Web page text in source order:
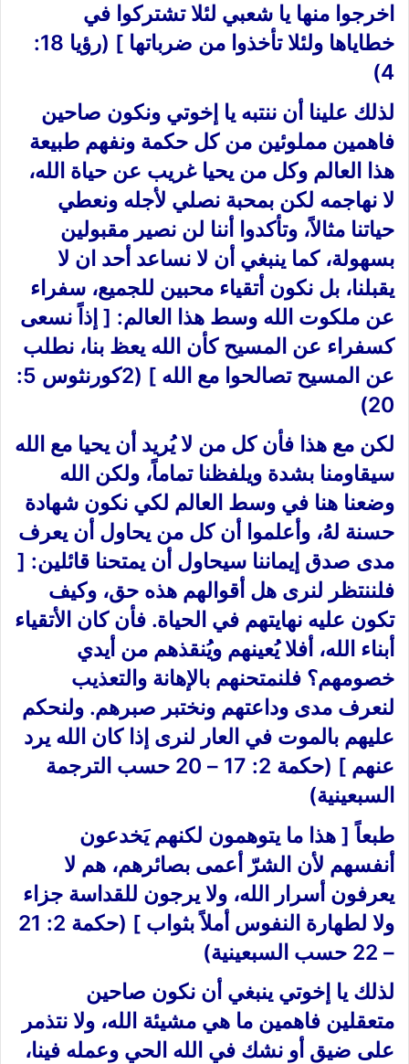
اخرجوا منها يا شعبي لئلا تشتركوا في
خطاياها ولئلا تأخذوا من ضرباتها ] (رؤيا 18:
4)
لذلك علينا أن ننتبه يا إخوتي ونكون صاحين
فاهمين مملوئين من كل حكمة ونفهم طبيعة
هذا العالم وكل من يحيا غريب عن حياة الله،
لا نهاجمه لكن بمحبة نصلي لأجله ونعطي
حياتنا مثالاً، وتأكدوا أننا لن نصير مقبولين
بسهولة، كما ينبغي أن لا نساعد أحد ان لا
يقبلنا، بل نكون أتقياء محبين للجميع، سفراء
عن ملكوت الله وسط هذا العالم: [ إذاً نسعى
كسفراء عن المسيح كأن الله يعظ بنا، نطلب
عن المسيح تصالحوا مع الله ] (2كورنثوس 5:
20)
لكن مع هذا فأن كل من لا يُريد أن يحيا مع الله
سيقاومنا بشدة ويلفظنا تماماً، ولكن الله
وضعنا هنا في وسط العالم لكي نكون شهادة
حسنة لهُ، وأعلموا أن كل من يحاول أن يعرف
مدى صدق إيماننا سيحاول أن يمتحنا قائلين: [
فلننتظر لنرى هل أقوالهم هذه حق، وكيف
تكون عليه نهايتهم في الحياة. فأن كان الأتقياء
أبناء الله، أفلا يُعينهم ويُنقذهم من أيدي
خصومهم؟ فلنمتحنهم بالإهانة والتعذيب
لنعرف مدى وداعتهم ونختبر صبرهم. ولنحكم
عليهم بالموت في العار لنرى إذا كان الله يرد
عنهم ] (حكمة 2: 17 – 20 حسب الترجمة
السبعينية)
طبعاً [ هذا ما يتوهمون لكنهم يَخدعون
أنفسهم لأن الشرّ أعمى بصائرهم، هم لا
يعرفون أسرار الله، ولا يرجون للقداسة جزاء
ولا لطهارة النفوس أملاً بثواب ] (حكمة 2: 21
– 22 حسب السبعينية)
لذلك يا إخوتي ينبغي أن نكون صاحين
متعقلين فاهمين ما هي مشيئة الله، ولا نتذمر
على ضيق أو نشك في الله الحي وعمله فينا،